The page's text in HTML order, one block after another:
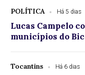
POLÍTICA Há 5 dias
Lucas Campelo
municípios do
Tocantins Há 6 dias